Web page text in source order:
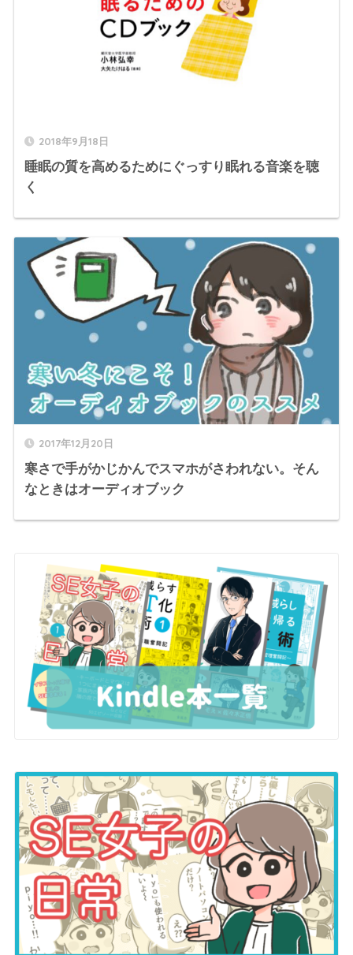
2018年9月18日
睡眠の質を高めるためにぐっすり眠れる音楽を聴
く
2017年12月20日
寒さで手がかじかんでスマホがさわれない。そん
なときはオーディオブック